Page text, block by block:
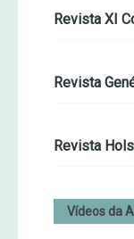
Revista XI
Revista
Revista
Vídeos da